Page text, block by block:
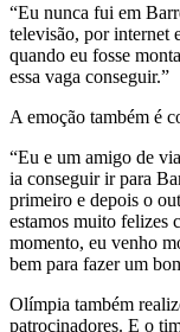
“Eu nunca fui em
televisão, por internet
quando eu fosse
essa vaga conseguir.”
A emoção também é
“Eu e um amigo de
ia conseguir ir para
primeiro e depois o
estamos muito felizes
momento, eu venho
bem para fazer um
Olímpia também
patrocinadores. E o